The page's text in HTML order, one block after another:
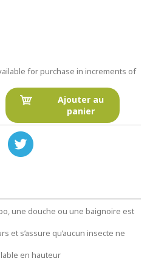
for purchase in increments of
Ajouter au
panier
une douche ou une baignoire est
et s’assure qu’aucun insecte ne
en hauteur